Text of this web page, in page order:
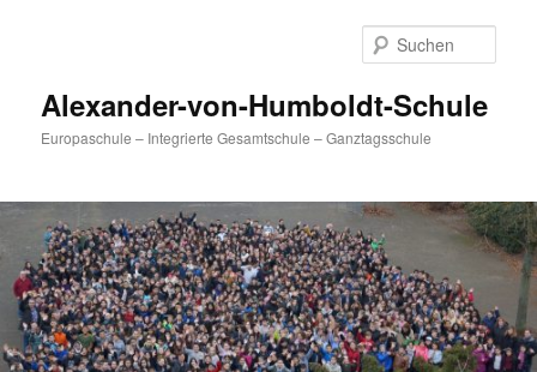
Alexander-von-Humboldt-Schule
Europaschule – Integrierte Gesamtschule – Ganztagsschule